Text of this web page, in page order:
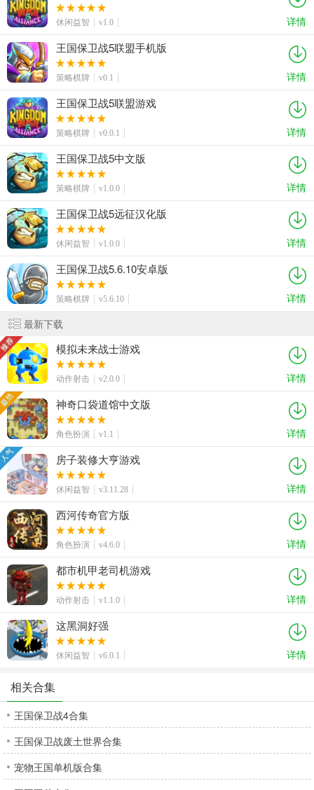
休闲益智 v1.0 详情
王国保卫战5联盟手机版
策略棋牌 v0.1 详情
王国保卫战5联盟游戏
策略棋牌 v0.0.1 详情
王国保卫战5中文版
策略棋牌 v1.0.0 详情
王国保卫战5远征汉化版
休闲益智 v1.0.0 详情
王国保卫战5.6.10安卓版
策略棋牌 v5.6.10
详情
最新下载
模拟未来战士游戏
动作射击 v2.0.0 详情
神奇口袋道馆中文版
角色扮演 v1.1 详情
房子装修大亨游戏
休闲益智 v3.11.28 详情
西河传奇官方版
角色扮演 v4.6.0 详情
都市机甲老司机游戏
动作射击 v1.1.0 详情
这黑洞好强
休闲益智 v6.0.1 详情
相关合集
王国保卫战4合集
王国保卫战废土世界合集
宠物王国单机版合集